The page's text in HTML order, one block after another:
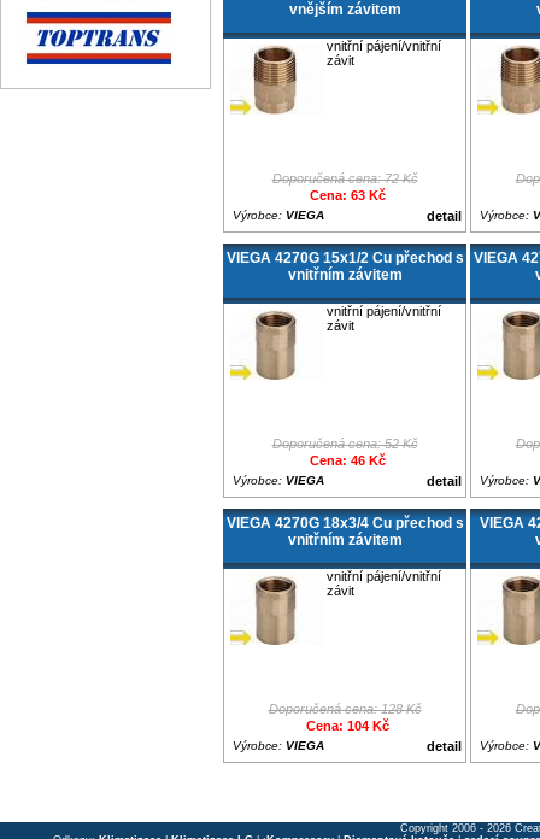
vnějším závitem
vnitřní pájení/vnitřní
závit
Doporučená cena: 72 Kč
Cena: 63 Kč
detail
Výrobce: VIEGA Výrobce:
VIEGA 4270G 15x1/2 Cu přechod s
vnitřním závitem
vnitřní pájení/vnitřní
závit
Doporučená cena: 52 Kč
Cena: 46 Kč
detail
Výrobce: VIEGA
VIEGA
Výrobce:
VIEGA 4270G 18x3/4 Cu přechod s
vnitřním závitem
vnitřní pájení/vnitřní
závit
Doporučená cena: 128 Kč
Cena: 104 Kč
detail
Výrobce: VIEGA
VIEGA
Výrobce:
Copyright 2006 - 2026